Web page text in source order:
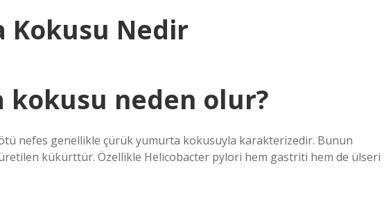
Kokusu Nedir
neden olur?
nefes genellikle çürük yumurta kokusuyla karakterizedir. Bunun
üretilen kükürttür. Özellikle Helicobacter pylori hem gastriti hem de ülseri